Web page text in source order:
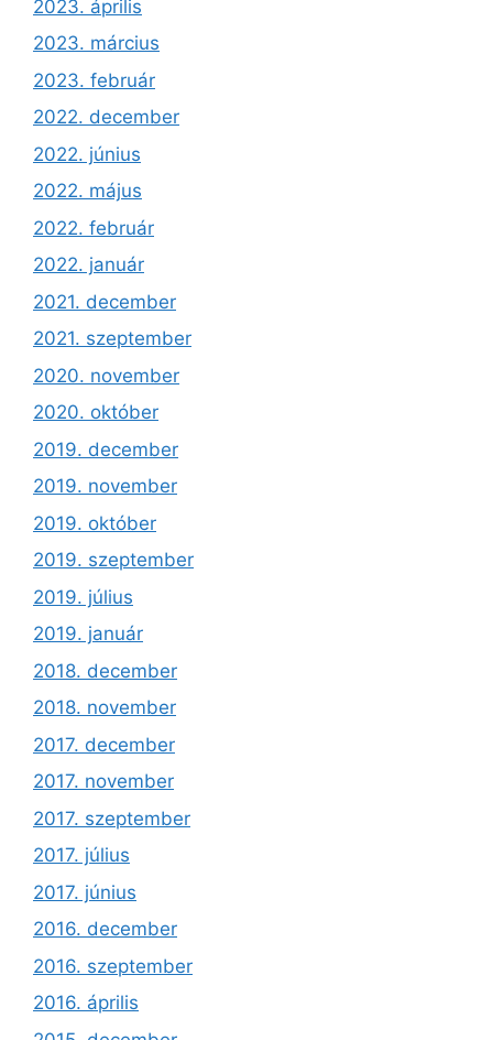
2023. április
2023. március
2023. február
2022. december
2022. június
2022. május
2022. február
2022. január
2021. december
2021. szeptember
2020. november
2020. október
2019. december
2019. november
2019. október
2019. szeptember
2019. július
2019. január
2018. december
2018. november
2017. december
2017. november
2017. szeptember
2017. július
2017. június
2016. december
2016. szeptember
2016. április